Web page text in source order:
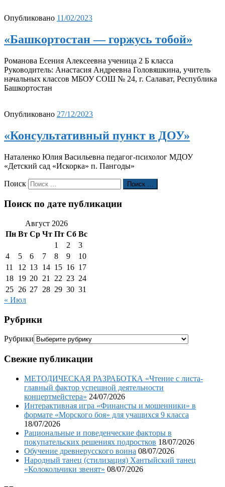
Опубликовано 11/02/2023
«Башкортостан — горжусь тобой»
Романова Есения Алексеевна ученица 2 Б класса
Руководитель: Анастасия Андреевна Головяшкина, учитель
начальных классов МБОУ СОШ № 24, г. Салават, Республика
Башкортостан
Опубликовано 27/12/2023
«Консультативный пункт в ДОУ»
Наталенко Юлия Васильевна педагог-психолог МДОУ
«Детский сад «Искорка» п. Пангоды»
Поиск Поиск …
Поиск по дате публикации
Август 2026
Пн Вт Ср Чт Пт Сб Вс
1
2
3
4
5 6 7 8 9
10
11
12 13 14 15 16 17
18 19 20 21 22 23 24
25 26 27 28 29 30 31
« Июл
Рубрики
Рубрики
Свежие публикации
МЕТОДИЧЕСКАЯ РАЗРАБОТКА «Чтение с листа-
главный фактор успешной деятельности
концертмейстера» 24/07/2026
Интерактивная игра «Финансты и мошенники» в
формате «Морского боя» для учащихся 9 класса
18/07/2026
Рациональные и поведенческие факторы в
покупательских решениях подростков 18/07/2026
Обучение древнерусского воина 08/07/2026
Народный танец (стилизация) Хантыйский танец
«Колокольчики звенят» 08/07/2026